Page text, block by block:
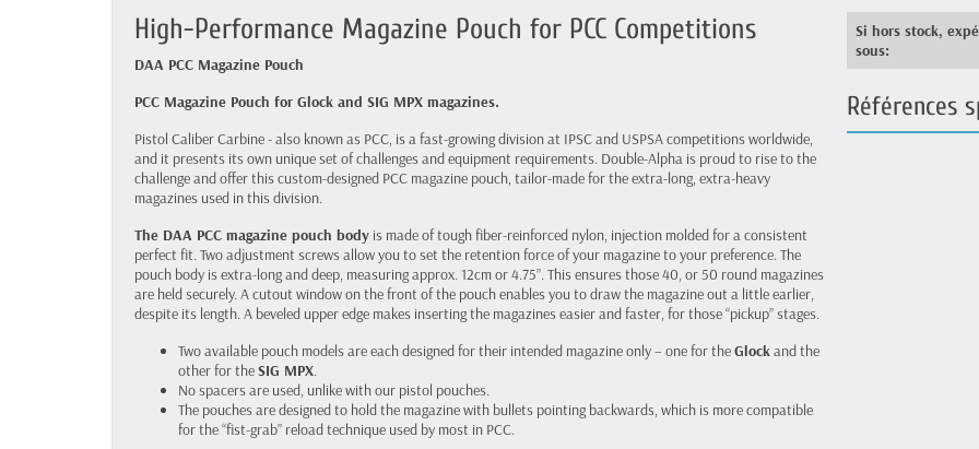
High-Performance Magazine Pouch for PCC Competitions
DAA PCC Magazine Pouch
PCC Magazine Pouch for Glock and SIG MPX magazines.
Pistol Caliber Carbine - also known as PCC, is a fast-growing division at IPSC and USPSA competitions worldwide,
and it presents its own unique set of challenges and equipment requirements. Double-Alpha is proud to rise to the
challenge and offer this custom-designed PCC magazine pouch, tailor-made for the extra-long, extra-heavy
magazines used in this division.
The DAA PCC magazine pouch body is made of tough fiber-reinforced nylon, injection molded for a consistent
perfect fit. Two adjustment screws allow you to set the retention force of your magazine to your preference. The
pouch body is extra-long and deep, measuring approx. 12cm or 4.75”. This ensures those 40, or 50 round magazines
are held securely. A cutout window on the front of the pouch enables you to draw the magazine out a little earlier,
despite its length. A beveled upper edge makes inserting the magazines easier and faster, for those “pickup” stages.
Two available pouch models are each designed for their intended magazine only – one for theGlockand the
other for theSIG MPX.
No spacers are used, unlike with our pistol pouches.
The pouches are designed to hold the magazine with bullets pointing backwards, which is more compatible
for the “fist-grab” reload technique used by most in PCC.
Si hors stock,
sous:
Références